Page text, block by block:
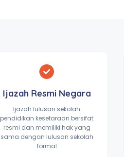
Ijazah Resmi Negara
Ijazah lulusan sekolah
pendidikan kesetaraan bersifat
resmi dan memiliki hak yang
sama dengan lulusan sekolah
formal